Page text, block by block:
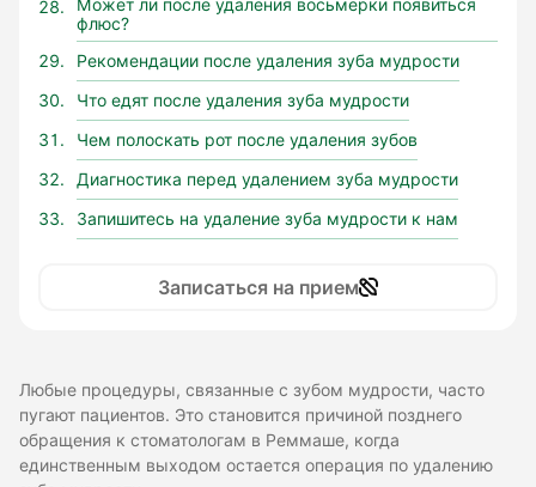
Может ли после удаления восьмерки появиться
флюс?
Рекомендации после удаления зуба мудрости
Что едят после удаления зуба мудрости
Чем полоскать рот после удаления зубов
Диагностика перед удалением зуба мудрости
Запишитесь на удаление зуба мудрости к нам
Записаться на прием
Любые процедуры, связанные с зубом мудрости, часто
пугают пациентов. Это становится причиной позднего
обращения к стоматологам в Реммаше, когда
единственным выходом остается операция по удалению